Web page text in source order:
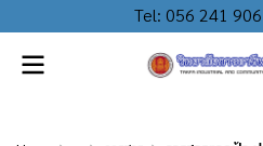
Tel: 056 241